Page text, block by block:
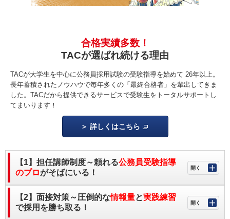
合格実績多数！
TACが選ばれ続ける理由
TACが大学生を中心に公務員採用試験の受験指導を始めて 26年以上。
長年蓄積されたノウハウで毎年多くの「最終合格者」を輩出してきま
した。TACだから提供できるサービスで受験生をトータルサポートし
てまいります！
詳しくはこちら
【1】担任講師制度～頼れる公務員受験指導
のプロがそばにいる！
【2】面接対策～圧倒的な情報量と実践練習
で採用を勝ち取る！